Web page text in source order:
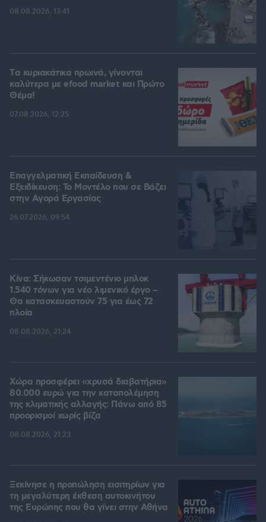
08.08.2026, 13:41
Tα κυριακάτικα πρωινά, γίνονται
καλύτερα με efood market και Πρώτο
Θέμα!
07.08.2026, 12:25
Επαγγελματική Εκπαίδευση &
Εξειδίκευση: Το Mοντέλο που σε Bάζει
στην Aγορά Eργασίας
26.07.2026, 09:54
Κίνα: Σήκωσαν τσιμεντένιο μπλοκ
1.540 τόνων για νέο λιμενικό έργο –
Θα κατασκευαστούν 75 για έως 72
πλοία
08.08.2026, 21:24
Χώρα προσφέρει «χρυσά διαβατήρια»
80.000 ευρώ για την καταπολέμηση
της κλιματικής αλλαγής: Πάνω από 85
προορισμοί χωρίς βίζα
08.08.2026, 21:23
Ξεκίνησε η προπώληση εισιτηρίων για
τη μεγαλύτερη έκθεση αυτοκινήτου
της Ευρώπης που θα γίνει στην Αθήνα